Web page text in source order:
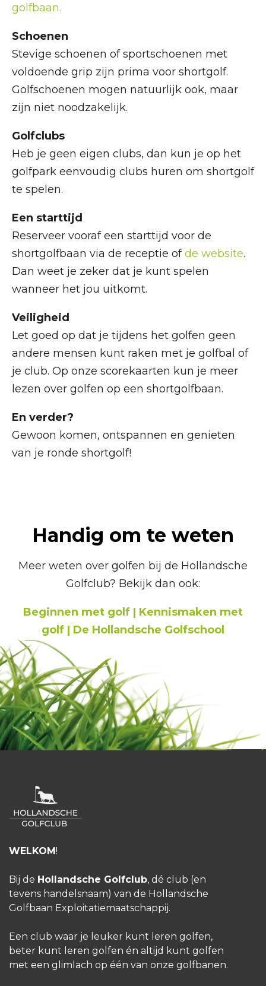
golfbaan.
Schoenen
Stevige schoenen of sportschoenen met
voldoende grip zijn prima voor shortgolf.
Golfschoenen mogen natuurlijk ook, maar
zijn niet noodzakelijk.
Golfclubs
Heb je geen eigen clubs, dan kun je op het
golfpark eenvoudig clubs huren om shortgolf
te spelen.
Een starttijd
Reserveer vooraf een starttijd voor de
shortgolfbaan via de receptie ofde website.
Dan weet je zeker dat je kunt spelen
wanneer het jou uitkomt.
Veiligheid
Let goed op dat je tijdens het golfen geen
andere mensen kunt raken met je golfbal of
je club. Op onze scorekaarten kun je meer
lezen over golfen op een shortgolfbaan.
En verder?
Gewoon komen, ontspannen en genieten
van je ronde shortgolf!
Handig om te weten
Meer weten over golfen bij de Hollandsche
Golfclub? Bekijk dan ook:
Beginnen met golf | Kennismaken met
golf | De Hollandsche Golfschool
WELKOM !
Bij de Hollandsche Golfclub, dé club (en
tevens handelsnaam) van de Hollandsche
Golfbaan Exploitatiemaatschappij.
Een club waar je leuker kunt leren golfen,
beter kunt leren golfen én altijd kunt golfen
met een glimlach op één van onze golfbanen.